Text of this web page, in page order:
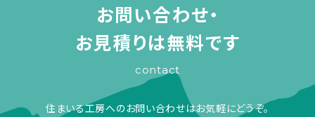
お問い合わせ・
お見積りは無料です
contact
住まいる工房へのお問い合わせはお気軽にどうぞ。